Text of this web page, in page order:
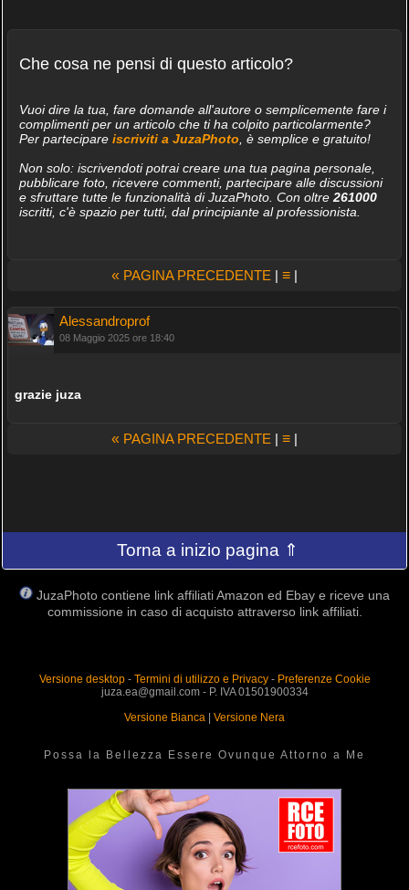
Che cosa ne pensi di questo articolo?
Vuoi dire la tua, fare domande all'autore o semplicemente fare i
complimenti per un articolo che ti ha colpito particolarmente?
Per partecipare iscriviti a JuzaPhoto , è semplice e gratuito!
Non solo: iscrivendoti potrai creare una tua pagina personale,
pubblicare foto, ricevere commenti, partecipare alle discussioni
e sfruttare tutte le funzionalità di JuzaPhoto. Con oltre 261000
iscritti, c'è spazio per tutti, dal principiante al professionista.
« PAGINA PRECEDENTE | ≡ |
Alessandroprof
08 Maggio 2025 ore 18:40
grazie juza
« PAGINA PRECEDENTE | ≡ |
Torna a inizio pagina ⇑
JuzaPhoto contiene link affiliati Amazon ed Ebay e riceve una
commissione in caso di acquisto attraverso link affiliati.
Versione desktop- Termini di utilizzo e Privacy- Preferenze Cookie
juza.ea@gmail.com - P. IVA 01501900334
Versione Bianca | Versione Nera
Possa la Bellezza Essere Ovunque Attorno a Me